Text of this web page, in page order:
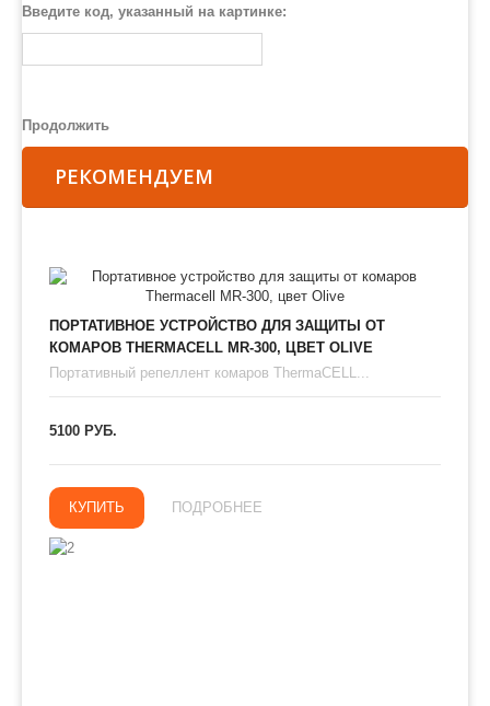
Введите код, указанный на картинке:
Продолжить
РЕКОМЕНДУЕМ
ПОРТАТИВНОЕ УСТРОЙСТВО ДЛЯ ЗАЩИТЫ ОТ
КОМАРОВ THERMAСЕLL MR-300, ЦВЕТ OLIVE
Портативный репеллент комаров ThermaCELL...
5100 РУБ.
КУПИТЬ ПОДРОБНЕЕ